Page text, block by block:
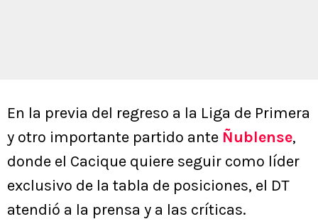
En la previa del regreso a la Liga de Primera
y otro importante partido ante Ñublense,
donde el Cacique quiere seguir como líder
exclusivo de la tabla de posiciones, el DT
atendió a la prensa y a las críticas.